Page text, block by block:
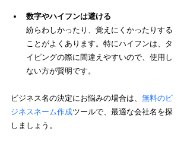
数字やハイフンは避ける
紛らわしかったり、覚えにくかったりする
ことがよくあります。特にハイフンは、タ
イピングの際に間違えやすいので、使用し
ない方が賢明です。
ビジネス名の決定にお悩みの場合は、 無料のビ
ジネスネーム作成ツールで、最適な会社名を探
しましょう。